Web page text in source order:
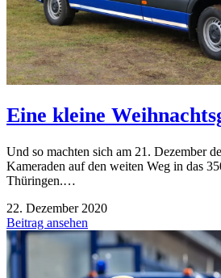
Eine kleine
Und so machten sich am 21. Dezember
Kameraden auf den weiten Weg in das
Thüringen.…
22. Dezember 2020
Beitrag ansehen